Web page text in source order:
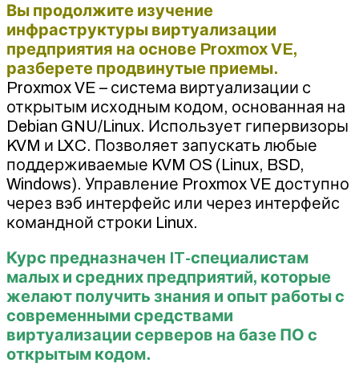
Вы продолжите изучение
инфраструктуры виртуализации
предприятия на основе Proxmox VE,
разберете продвинутые приемы.
Proxmox VE – система виртуализации с
открытым исходным кодом, основанная на
Debian GNU/Linux. Использует гипервизоры
KVM и LXC. Позволяет запускать любые
поддерживаемые KVM OS (Linux, BSD,
Windows). Управление Proxmox VE доступно
через вэб интерфейс или через интерфейс
командной строки Linux.
Курс предназначен IT-специалистам
малых и средних предприятий, которые
желают получить знания и опыт работы с
современными средствами
виртуализации серверов на базе ПО с
открытым кодом.